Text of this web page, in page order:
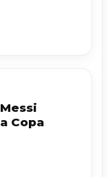
Copa